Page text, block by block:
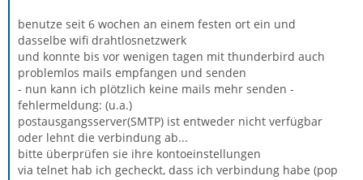
benutze seit 6 wochen an einem festen ort ein und
dasselbe wifi drahtlosnetzwerk
und konnte bis vor wenigen tagen mit thunderbird auch
problemlos mails empfangen und senden
- nun kann ich plötzlich keine mails mehr senden -
fehlermeldung: (u.a.)
postausgangsserver(SMTP) ist entweder nicht verfügbar
oder lehnt die verbindung ab...
bitte überprüfen sie ihre kontoeinstellungen
via telnet hab ich gecheckt, dass ich verbindung habe (pop